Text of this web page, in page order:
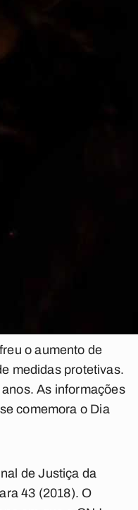
o aumento de
medidas protetivas.
As informações
comemora o Dia
de Justiça da
43 (2018). O